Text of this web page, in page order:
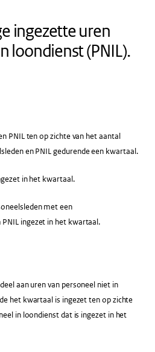
ingezette uren
loondienst (PNIL).
PNIL ten op zichte van het aantal
en PNIL gedurende een kwartaal.
in het kwartaal.
met een
ingezet in het kwartaal.
aan uren van personeel niet in
het kwartaal is ingezet ten op zichte
in loondienst dat is ingezet in het